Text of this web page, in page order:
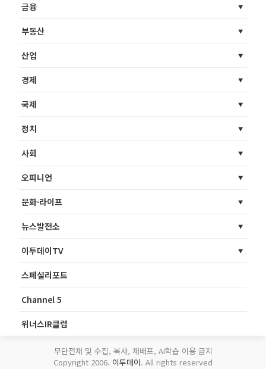
금융
부동산
산업
경제
국제
정치
사회
오피니언
문화·라이프
뉴스발전소
이투데이TV
스페셜리포트
Channel 5
위너스IR클럽
무단전재 및 수집, 복사, 재배포, AI학습 이용 금지
Copyright 2006. 이투데이. All rights reserved